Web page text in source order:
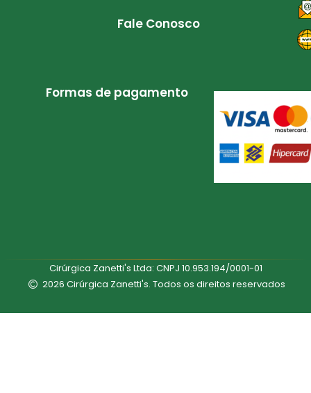
Fale Conosco
Formas de pagamento
Cirúrgica Zanetti's Ltda: CNPJ 10.953.194/0001-01
2026 Cirúrgica Zanetti's. Todos os direitos reservados